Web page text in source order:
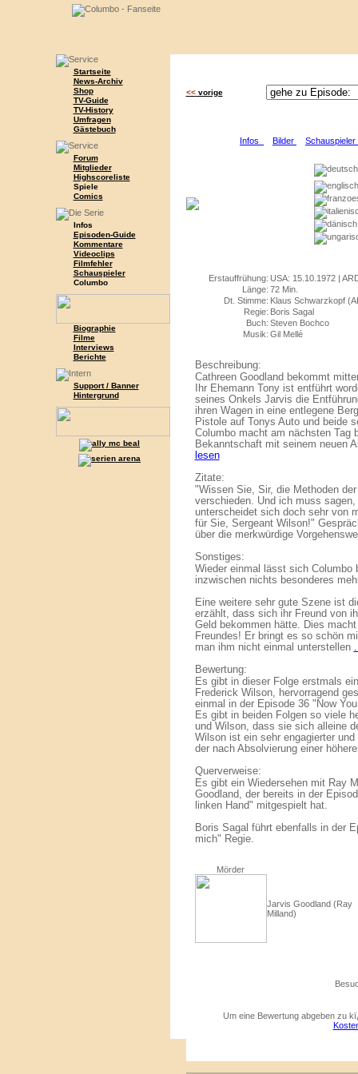
Startseite
News-Archiv
Shop
TV-Guide
TV-History
Umfragen
Gästebuch
Forum
Mitglieder
Highscoreliste
Spiele
Comics
Infos
Episoden-Guide
Kommentare
Videoclips
Filmfehler
Schauspieler
Columbo
Biographie
Filme
Interviews
Berichte
Support / Banner
Hintergrund
<<vorige
Infos Bilder
Erstauffrühung: USA: 15.10.1972 |
Länge: 72 Min.
Dt. Stimme: Klaus Schwarzkopf
Regie: Boris Sagal
Buch: Steven Bochco
Musik: Gil Mellé
Beschreibung:
Cathreen Goodland bekommt
Ihr Ehemann Tony ist entführt
seines Onkels Jarvis die
ihren Wagen in eine entlegene
Pistole auf Tonys Auto und beide
Columbo macht am nächsten Tag
Bekanntschaft mit seinem neuen
lesen
Zitate:
"Wissen Sie, Sir, die Methoden
verschieden. Und ich muss
unterscheidet sich doch sehr von
für Sie, Sergeant Wilson!"
über die merkwürdige
Sonstiges:
Wieder einmal lässt sich Columbo
inzwischen nichts besonderes
Eine weitere sehr gute Szene ist
erzählt, dass sich ihr Freund von
Geld bekommen hätte. Dies
Freundes! Er bringt es so schön
man ihm nicht einmal unterstellen
Bewertung:
Es gibt in dieser Folge erstmals
Frederick Wilson, hervorragend
einmal in der Episode 36 "Now
Es gibt in beiden Folgen so viele
und Wilson, dass sie sich alleine
Wilson ist ein sehr engagierter
der nach Absolvierung einer
Querverweise:
Es gibt ein Wiedersehen mit Ray
Goodland, der bereits in der
linken Hand" mitgespielt hat.
Boris Sagal führt ebenfalls in der
mich" Regie.
Mörder
Jarvis Goodland (Ray
Milland)
Um eine Bewertung abgeben zu